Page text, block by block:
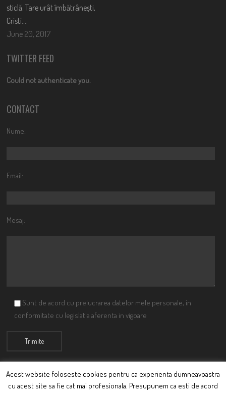
sticlă. Tare urât îmbătrânești,
Cristi….
June 20, 2017
TWITTER FEED
Could not authenticate you.
CONTACT
Nume:
Email:
Mesaj:
Sunt de acord cu prelucrarea datelor mele personale, in
conformitate cu legislatia aferenta in vigoare
© Ciutacu 2015 Parte a Imperiului Ciutacesc.
Acest website foloseste cookies pentru ca experienta dumneavoastra
cu acest site sa fie cat mai profesionala. Presupunem ca esti de acord